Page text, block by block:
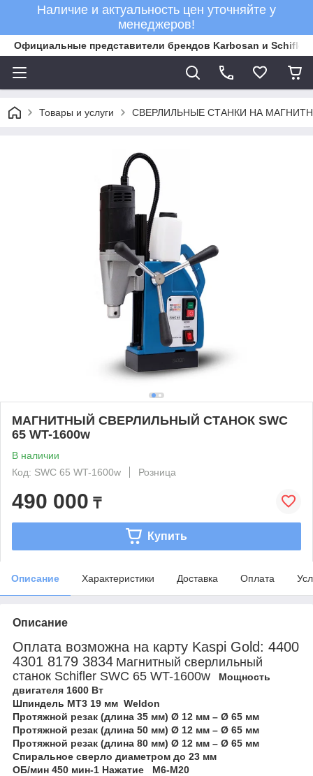
Наличие и актуальность цен уточняйте у
менеджеров!
Официальные представители брендов Karbosan и Schifler
Товары и услуги СВЕРЛИЛЬНЫЕ СТАНКИ НА
МАГНИТНЫЙ СВЕРЛИЛЬНЫЙ СТАНОК SWC
65 WT-1600w
В наличии
Код: SWC 65 WT-1600w
Розница
490 000 ₸
Купить
Описание Характеристики Доставка Оплата
Описание
Оплата возможна на карту Kaspi Gold: 4400
4301 8179 3834 Магнитный сверлильный
станок Schifler SWC 65 WT-1600w
Мощность
двигателя 1600 Вт
Шпиндель MT3 19 мм Weldon
Протяжной резак (длина 35 мм) Ø 12 мм – Ø 65 мм
Протяжной резак (длина 50 мм) Ø 12 мм – Ø 65 мм
Протяжной резак (длина 80 мм) Ø 12 мм – Ø 65 мм
Спиральное сверло диаметром до 23 мм
ОБ/мин 450 мин-1 Нажатие М6-М20